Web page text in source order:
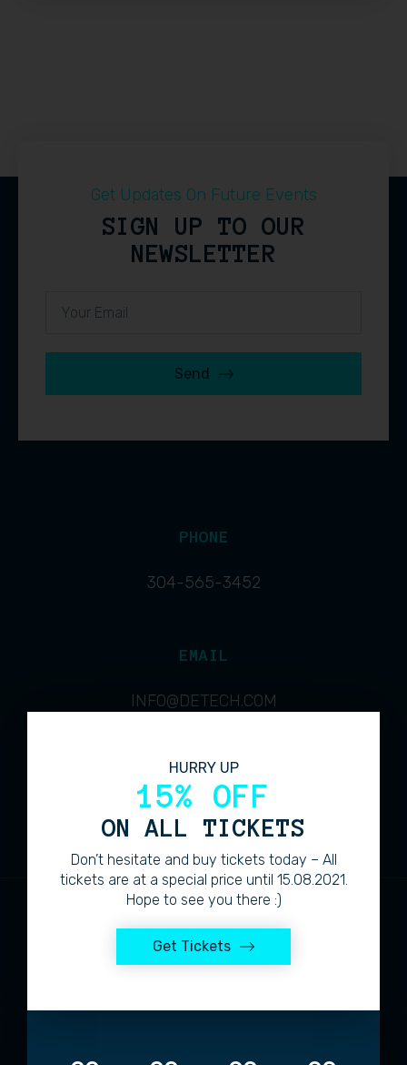
Get Updates On Future Events
SIGN UP TO OUR
NEWSLETTER
Send
PHONE
304-565-3452
EMAIL
INFO@DETECH.COM
ADDRESS
4713 COLUMBIA MINE ROAD
HURRY UP
15% OFF
ON ALL TICKETS
Don’t hesitate and buy tickets today – All
tickets are at a special price until 15.08.2021.
Hope to see you there :)
Get Tickets